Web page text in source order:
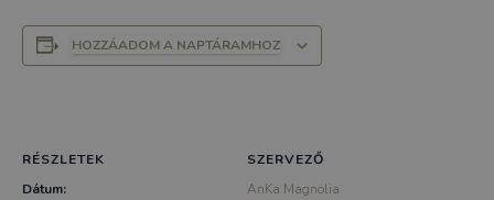
HOZZÁADOM A NAPTÁRAMHOZ
RÉSZLETEK
Dátum:
SZERVEZŐ
AnKa Magnolia